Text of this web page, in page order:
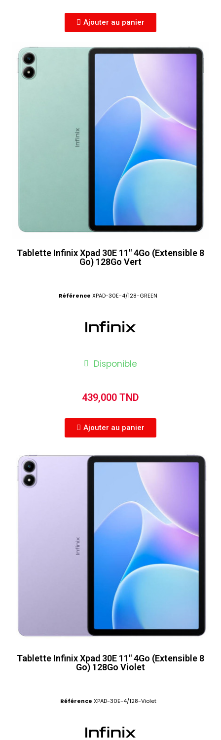
Ajouter au panier
Tablette Infinix Xpad 30E 11" 4Go (Extensible 8
Go) 128Go Vert
Référence XPAD-30E-4/128-GREEN
Disponible
439,000 TND
Ajouter au panier
Tablette Infinix Xpad 30E 11" 4Go (Extensible 8
Go) 128Go Violet
Référence XPAD-30E-4/128-Violet